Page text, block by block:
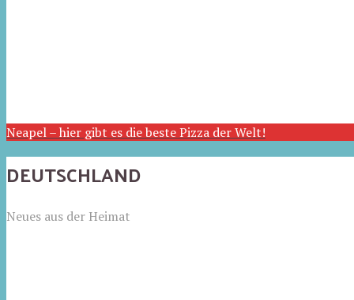
Neapel – hier gibt es die beste Pizza der Welt!
DEUTSCHLAND
Neues aus der Heimat